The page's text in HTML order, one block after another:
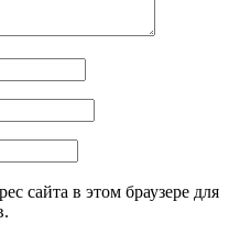
сайта в этом браузере для